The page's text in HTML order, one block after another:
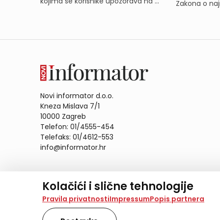
Kolačići i slične tehnologije
Na našoj web stranici koristimo kolačiće i slične
analiziramo promet na stranici te prikazujemo
također koriste ove tehnologije.
Pravila privatnostiImpressumPopis partnera
Zakona o
Novi informator d.o.o.
Kneza Mislava 7/1
10000 Zagreb
Telefon: 01/4555-454
Telefaks: 01/4612-553
info@informator.hr